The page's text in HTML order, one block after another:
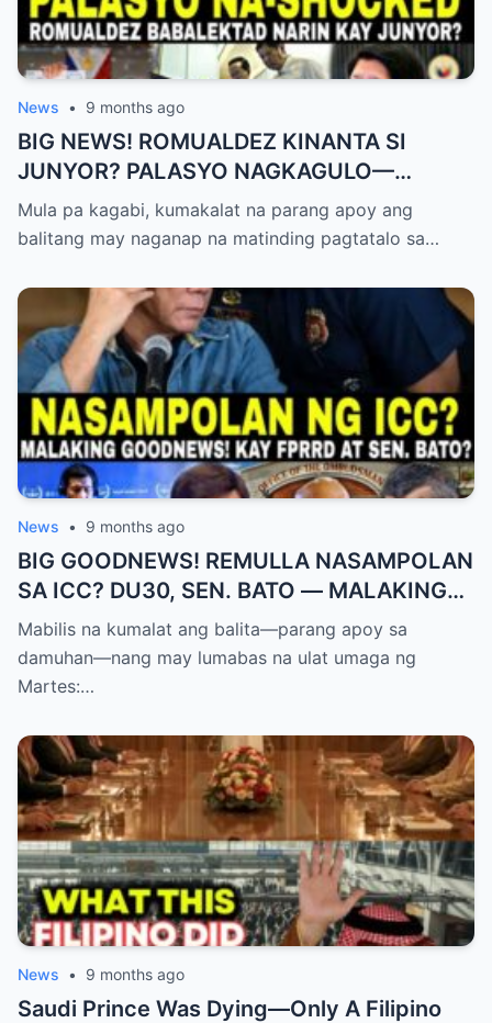
News • 9 months ago
BIG NEWS! ROMUALDEZ KINANTA SI
JUNYOR? PALASYO NAGKAGULO—
OMBUDSMAN NA-SHOCKED?
Mula pa kagabi, kumakalat na parang apoy ang
balitang may naganap na matinding pagtatalo sa…
News • 9 months ago
BIG GOODNEWS! REMULLA NASAMPOLAN
SA ICC? DU30, SEN. BATO — MALAKING
PASABOG! “INTERIM RELEASE,” TOTOO
BA?
Mabilis na kumalat ang balita—parang apoy sa
damuhan—nang may lumabas na ulat umaga ng
Martes:…
News • 9 months ago
Saudi Prince Was Dying—Only A Filipino